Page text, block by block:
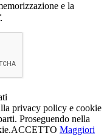
e la
privacy policy e cookie
Proseguendo nella
ACCETTO Maggiori